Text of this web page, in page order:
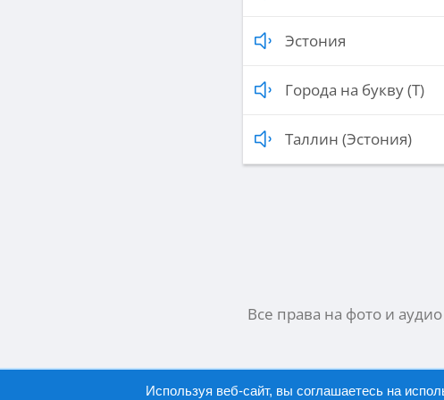
Эстония
Города на букву (Т)
Таллин (Эстония)
Все права на фото и
Используя веб-сайт, вы соглашаетесь на